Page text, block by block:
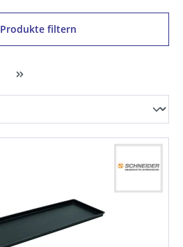
Produkte filtern